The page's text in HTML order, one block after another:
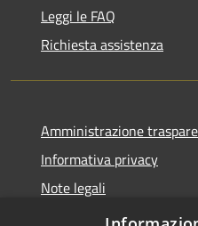
Leggi le FAQ
Richiesta assistenza
Amministrazione
Informativa privacy
Note legali
Dichiarazione di